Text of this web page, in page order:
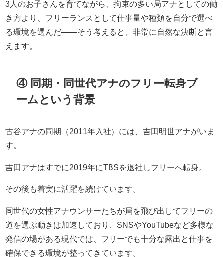
3人のお子さんを育てながら、拘束の多い局アナとしての働
き方より、フリーランスとして仕事量や種類を自分で選べ
る環境を選んだ――そう考えると、非常に自然な決断と言
えます。
④ 同期・同世代アナのフリー転身ブ
ームという背景
古谷アナの同期（2011年入社）には、吉田明世アナがいま
す。
吉田アナはすでに2019年にTBSを退社しフリーへ転身。
その後も着実に活躍を続けています。
同世代の女性アナウンサーたちが局を飛び出してフリーの
道を選ぶ動きは加速しており、SNSやYouTubeなど多様な
発信の場がある現代では、フリーでも十分な露出と仕事を
確保できる環境が整ってきています。